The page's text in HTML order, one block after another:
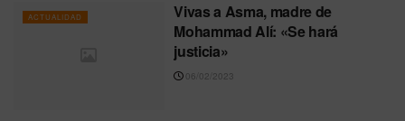
ACTUALIDAD
Vivas a Asma, madre de
Mohammad Alí: «Se hará
justicia»
06/02/2023